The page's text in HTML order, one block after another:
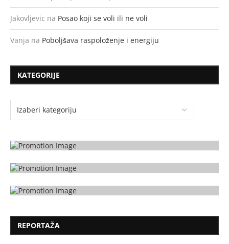
Jakovljevic na Posao koji se voli ili ne voli
Vanja na Poboljšava raspoloženje i energiju
KATEGORIJE
REPORTAŽA